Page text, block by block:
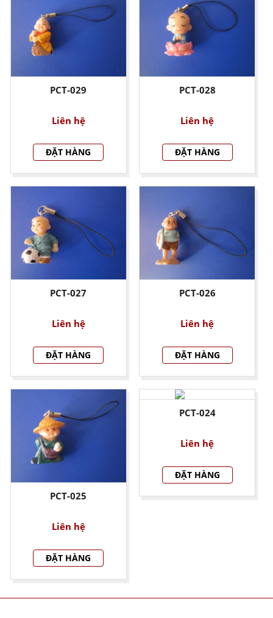
PCT-029
Liên hệ
ĐẶT HÀNG
PCT-028
Liên hệ
ĐẶT HÀNG
PCT-027
Liên hệ
ĐẶT HÀNG
PCT-026
Liên hệ
ĐẶT HÀNG
PCT-025
Liên hệ
ĐẶT HÀNG
PCT-024
Liên hệ
ĐẶT HÀNG